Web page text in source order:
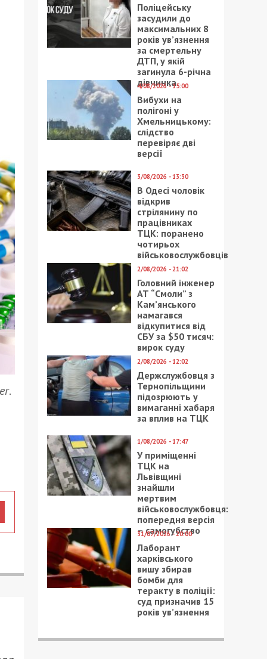
.
Поліцейську
засудили до
максимальних 8
років ув’язнення
за смертельну
ДТП, у якій
загинула 6-річна
дівчинка
4/08/2026 - 15:00
Вибухи на
полігоні у
Хмельницькому:
слідство
перевіряє дві
версії
3/08/2026 - 13:30
В Одесі чоловік
відкрив
стрілянину по
працівниках
ТЦК: поранено
чотирьох
військовослужбовців
2/08/2026 - 21:02
Головний інженер
АТ “Смоли” з
Кам’янського
намагався
відкупитися від
СБУ за $50 тисяч:
вирок суду
2/08/2026 - 12:02
Держслужбовця з
Тернопільщини
підозрюють у
вимаганні хабаря
за вплив на ТЦК
1/08/2026 - 17:47
У приміщенні
ТЦК на
Львівщині
знайшли
мертвим
військовослужбовця:
попередня версія
– самогубство
31/07/2026 - 20:00
Лаборант
харківського
вишу збирав
бомби для
теракту в поліції:
суд призначив 15
років ув’язнення